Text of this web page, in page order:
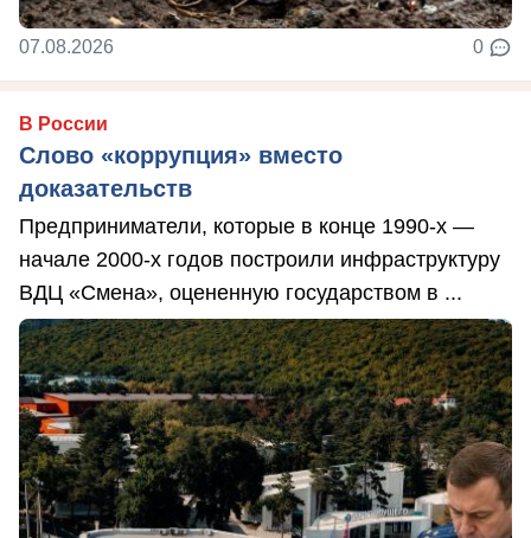
07.08.2026 0
В России
Слово «коррупция» вместо
доказательств
Предприниматели, которые в конце 1990-х —
начале 2000-х годов построили инфраструктуру
ВДЦ «Смена», оцененную государством в ...